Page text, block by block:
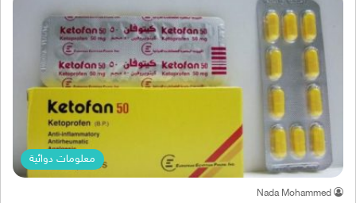
معلومات دوائية
Nada Mohammed